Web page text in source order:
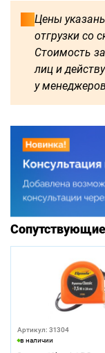
Цены
отгрузки со
Стоимость
лиц и
у
Артикул: 31304
в наличии